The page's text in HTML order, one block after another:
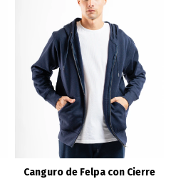
Canguro de Felpa con Cierre